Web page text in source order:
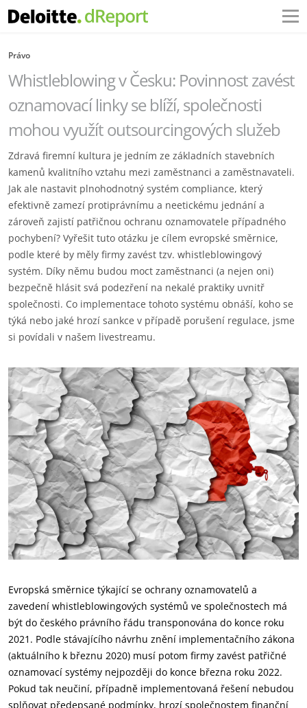
Právo
Whistleblowing v Česku: Povinnost zavést
oznamovací linky se blíží, společnosti
mohou využít outsourcingových služeb
Zdravá firemní kultura je jedním ze základních stavebních
kamenů kvalitního vztahu mezi zaměstnanci a zaměstnavateli.
Jak ale nastavit plnohodnotný systém compliance, který
efektivně zamezí protiprávnímu a neetickému jednání a
zároveň zajistí patřičnou ochranu oznamovatele případného
pochybení? Vyřešit tuto otázku je cílem evropské směrnice,
podle které by měly firmy zavést tzv. whistleblowingový
systém. Díky němu budou moct zaměstnanci (a nejen oni)
bezpečně hlásit svá podezření na nekalé praktiky uvnitř
společnosti. Co implementace tohoto systému obnáší, koho se
týká nebo jaké hrozí sankce v případě porušení regulace, jsme
si povídali v našem livestreamu.
Evropská směrnice týkající se ochrany oznamovatelů a
zavedení whistleblowingových systémů ve společnostech má
být do českého právního řádu transponována do konce roku
2021. Podle stávajícího návrhu znění implementačního zákona
(aktuálního k březnu 2020) musí potom firmy zavést patřičné
oznamovací systémy nejpozději do konce března roku 2022.
Pokud tak neučiní, případně implementovaná řešení nebudou
splňovat předepsané podmínky, hrozí společnostem finanční